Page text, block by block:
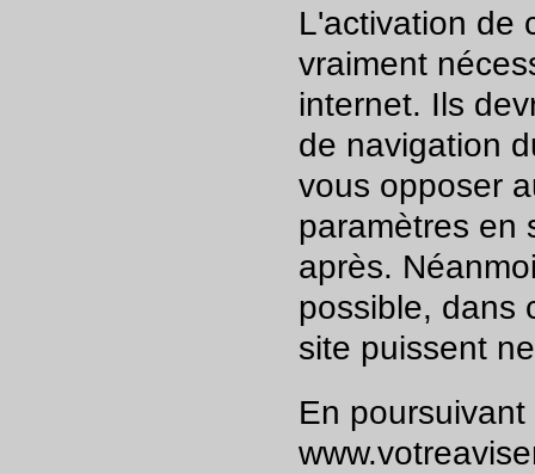
L'activation de
vraiment
internet. Ils
de navigation
vous opposer
paramètres en
après.
possible, dans
site puissent
En